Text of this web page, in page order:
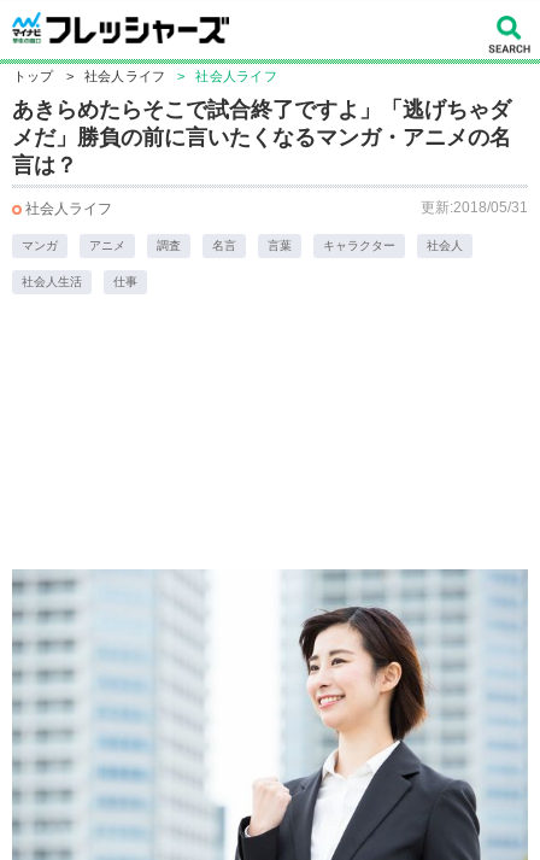
トップ > 社会人ライフ > 社会人ライフ
あきらめたらそこで試合終了ですよ」「逃げちゃダ
メだ」勝負の前に言いたくなるマンガ・アニメの名
言は？
社会人ライフ 更新:2018/05/31
マンガ アニメ 調査 名言 言葉 キャラクター 社会人
社会人生活 仕事